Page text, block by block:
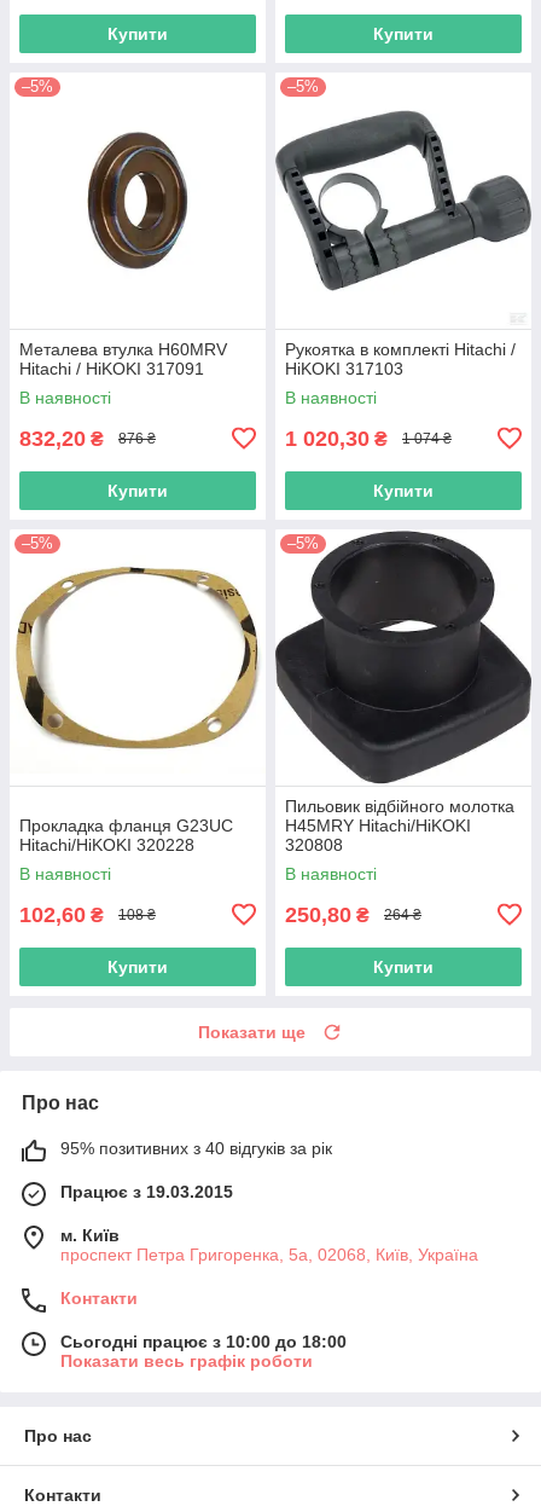
Купити Купити
–5%
Металева втулка H60MRV
Hitachi / HiKOKI 317091
В наявності
832,20 ₴ 876 ₴
Купити
–5%
Рукоятка в комплекті Hitachi /
HiKOKI 317103
В наявності
1 020,30 ₴ 1 074 ₴
Купити
–5%
Прокладка фланця G23UC
Hitachi/HiKOKI 320228
В наявності
102,60 ₴ 108 ₴
Купити
–5%
Пильовик відбійного молотка
H45MRY Hitachi/HiKOKI
320808
В наявності
250,80 ₴ 264 ₴
Купити
Показати ще
Про нас
95% позитивних з 40 відгуків за рік
Працює з 19.03.2015
м. Київ
проспект Петра Григоренка, 5а, 02068, Київ, Україна
Контакти
Сьогодні працює з 10:00 до 18:00
Показати весь графік роботи
Про нас
Контакти